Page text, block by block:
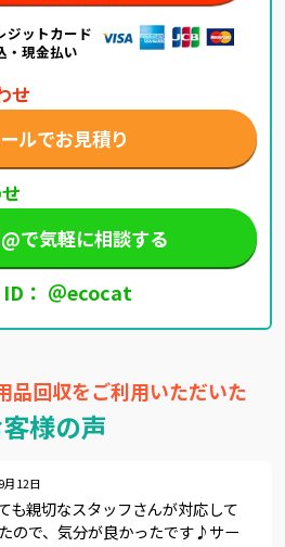
ジットカード
・現金払い
せ
ルでお見積り
で気軽に相談する
ID： ＠ecocat
品回収をご利用いただいた
様の声
月12日
も親切なスタッフさんが対応して
ので、気分が良かったです♪サー